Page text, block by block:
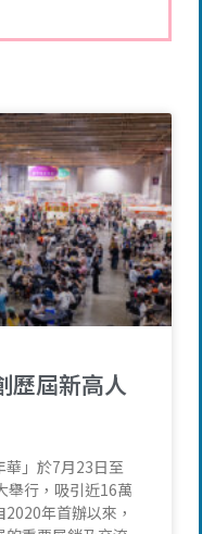
歷屆新高人
華」於7月23日至
舉行，吸引近16萬
年首辦以來，